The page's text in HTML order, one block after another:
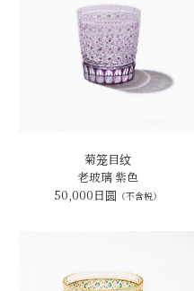
菊笼目纹
老玻璃 紫色
50,000日圆 （不含税）